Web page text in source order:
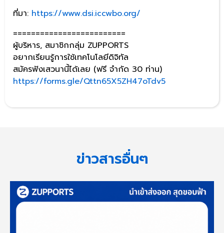
ที่มา: https://www.dsi.iccwbo.org/
=========================
ผู้บริหาร, สมาชิกกลุ่ม ZUPPORTS
อยากเรียนรู้การใช้เทคโนโลยีดิจิทัล
สมัครฟังเสวนานี้ได้เลย (ฟรี จำกัด 30 ท่าน)
https://forms.gle/Qttn65X5ZH47oTdv5
ข่าวสารอื่นๆ